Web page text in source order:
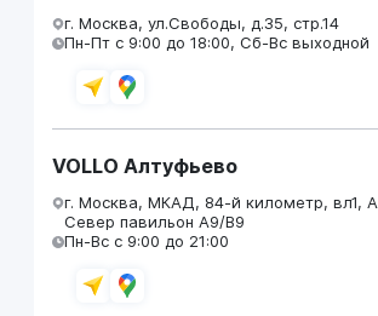
г. Москва, ул.Свободы, д.35, стр.14
Пн-Пт с 9:00 до 18:00, Сб-Вс выходной
VOLLO Алтуфьево
г. Москва, МКАД, 84-й километр, вл1,
Север павильон А9/В9
Пн-Вс с 9:00 до 21:00